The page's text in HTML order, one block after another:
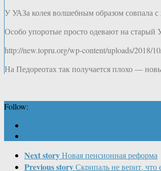
У УАЗа колея волшебным образом совпала
Особо упоротые просто одевают на
http://new.topru.org/wp-content/uploads/2018/
На Педореотах так получается плохо —
Follow:
Next storyНовая пенсионная реформа
Previous storyСкрипаль не верит, что